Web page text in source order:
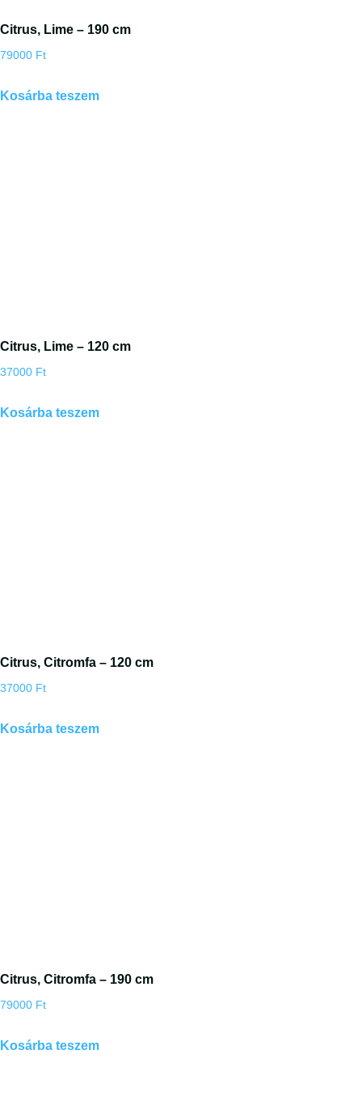
Citrus, Lime – 190 cm
79000 Ft
Kosárba teszem
Citrus, Lime – 120 cm
37000 Ft
Kosárba teszem
Citrus, Citromfa – 120 cm
37000 Ft
Kosárba teszem
Citrus, Citromfa – 190 cm
79000 Ft
Kosárba teszem